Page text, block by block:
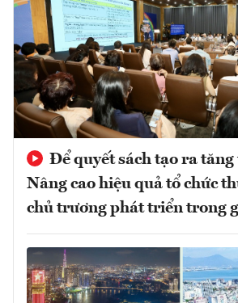
Để quyết sách tạo ra
Nâng cao hiệu quả tổ chức
chủ trương phát triển trong